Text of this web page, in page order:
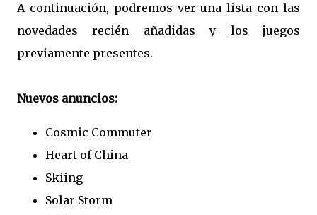
A continuación, podremos ver una lista con las
novedades recién añadidas y los juegos
previamente presentes.
Nuevos anuncios:
Cosmic Commuter
Heart of China
Skiing
Solar Storm